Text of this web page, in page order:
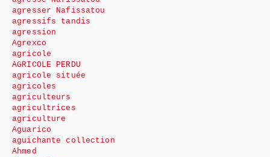
agresser Nafissatou
agressifs tandis
agression
Agrexco
agricole
AGRICOLE PERDU
agricole située
agricoles
agriculteurs
agricultrices
agriculture
Aguarico
aguichante collection
Ahmed